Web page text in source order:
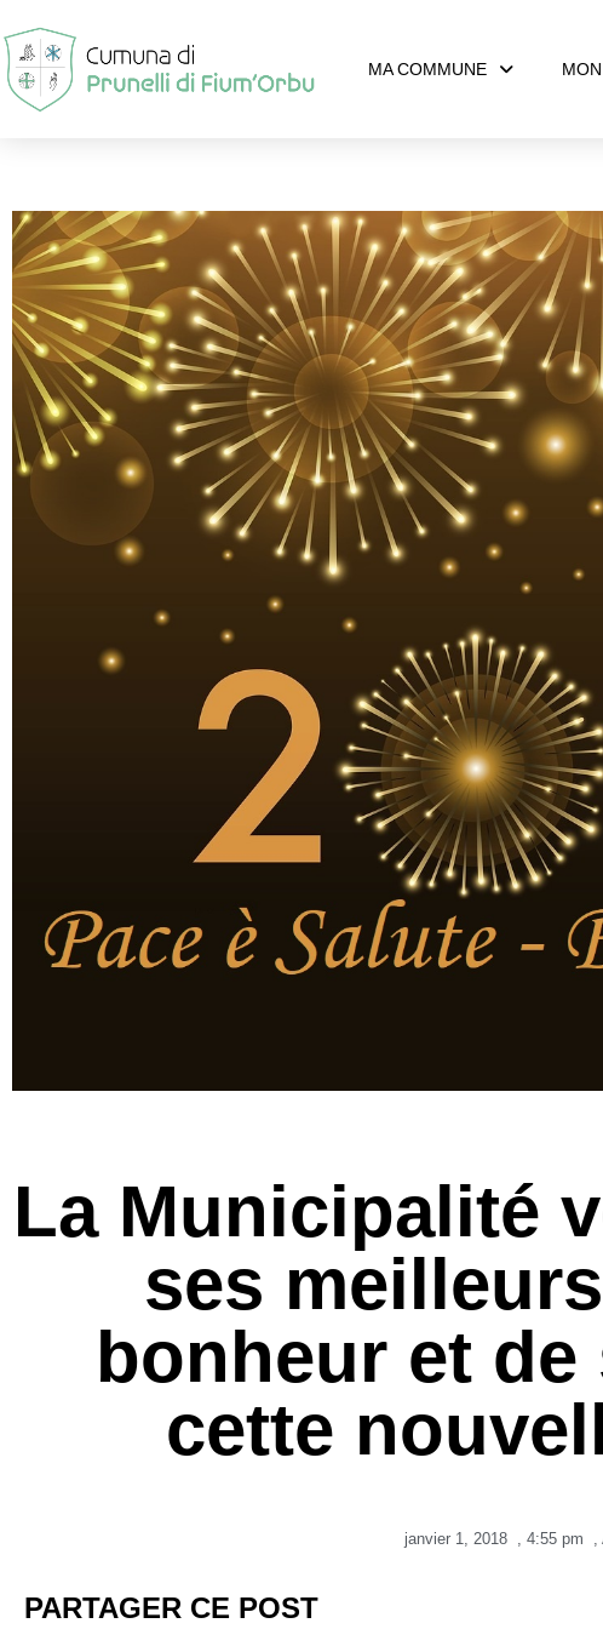
MA COMMUNE
La Municipalité
ses
bonheur et
cette
janvier 1, 2018 4:55 pm
PARTAGER CE POST